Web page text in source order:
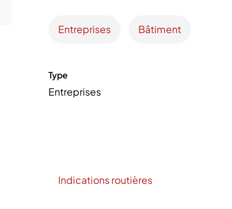
Entreprises Bâtiment
Type
Entreprises
Indications routières